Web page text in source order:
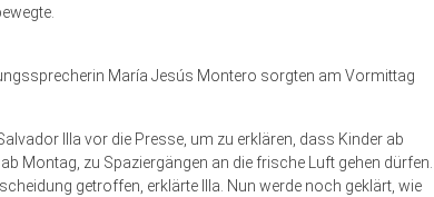
María Jesús Montero sorgten am Vormittag
Illa vor die Presse, um zu erklären, dass Kinder ab
Montag, zu Spaziergängen an die frische Luft gehen dürfen.
getroffen, erklärte Illa. Nun werde noch geklärt, wie